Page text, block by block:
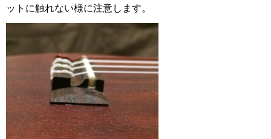
ットに触れない様に注意します。